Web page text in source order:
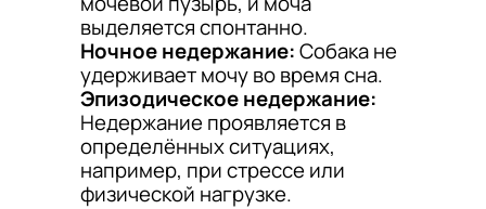
выделяется спонтанно.
Ночное недержание:Собака не
удерживает мочу во время сна.
Эпизодическое недержание:
Недержание проявляется в
определённых ситуациях,
например, при стрессе или
физической нагрузке.